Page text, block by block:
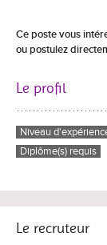
Ce poste vous
ou postulez
Le profil
Niveau
Diplôme(s) requis
Le recruteur